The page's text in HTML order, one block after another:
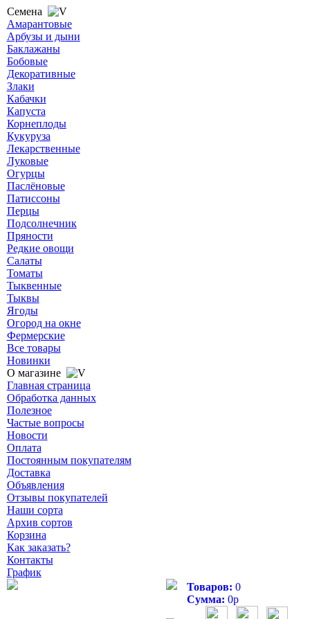
Семена
Амарантовые
Арбузы и дыни
Баклажаны
Бобовые
Декоративные
Злаки
Кабачки
Капуста
Корнеплоды
Кукуруза
Лекарственные
Луковые
Огурцы
Паслёновые
Патиссоны
Перцы
Подсолнечник
Пряности
Редкие овощи
Салаты
Томаты
Тыквенные
Тыквы
Ягоды
Огород на окне
Фермерские
Все товары
Новинки
О магазине
Главная страница
Обработка данных
Полезное
Частые вопросы
Новости
Оплата
Постоянным покупателям
Доставка
Объявления
Отзывы покупателей
Наши сорта
Архив сортов
Корзина
Как заказать?
Контакты
График
Товаров: 0
Сумма: 0р